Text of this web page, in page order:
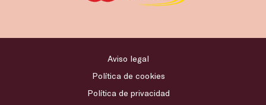
Aviso legal
Política de cookies
Política de privacidad